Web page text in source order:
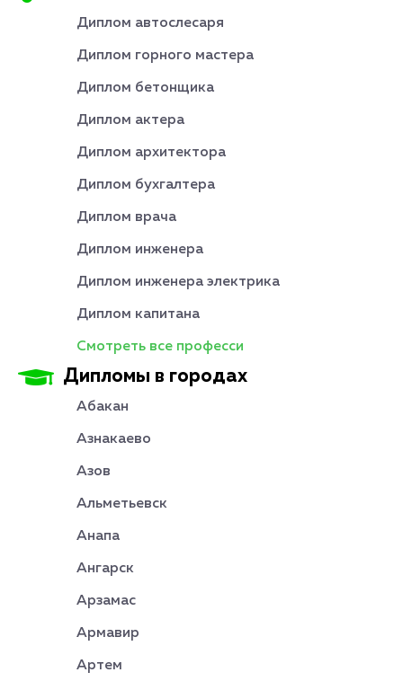
Диплом автослесаря
Диплом горного мастера
Диплом бетонщика
Диплом актера
Диплом архитектора
Диплом бухгалтера
Диплом врача
Диплом инженера
Диплом инженера электрика
Диплом капитана
Смотреть все професси
Дипломы в городах
Абакан
Азнакаево
Азов
Альметьевск
Анапа
Ангарск
Арзамас
Армавир
Артем